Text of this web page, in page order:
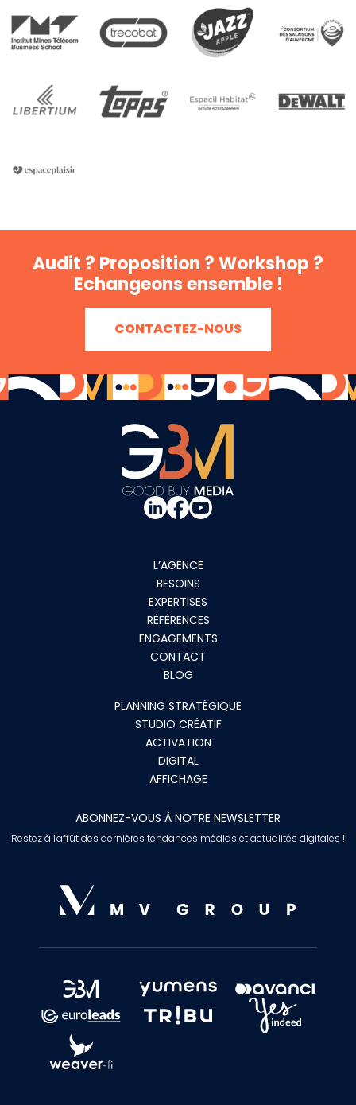
Audit ? Proposition ? Workshop ?
Echangeons ensemble !
CONTACTEZ-NOUS
L’AGENCE
BESOINS
EXPERTISES
RÉFÉRENCES
ENGAGEMENTS
CONTACT
BLOG
PLANNING STRATÉGIQUE
STUDIO CRÉATIF
ACTIVATION
DIGITAL
AFFICHAGE
ABONNEZ-VOUS À NOTRE NEWSLETTER
Restez à l'affût des dernières tendances médias et actualités digitales !